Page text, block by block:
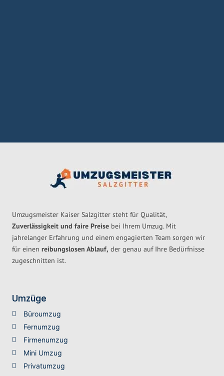
Umzugsmeister Kaiser Salzgitter steht für Qualität,
Zuverlässigkeit und faire Preise bei Ihrem Umzug. Mit
jahrelanger Erfahrung und einem engagierten Team sorgen wir
für einen reibungslosen Ablauf, der genau auf Ihre Bedürfnisse
zugeschnitten ist.
Umzüge
Büroumzug
Fernumzug
Firmenumzug
Mini Umzug
Privatumzug